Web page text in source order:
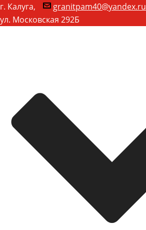
granitpam40@yandex.ru
г. Калуга,
ул. Московская 292Б